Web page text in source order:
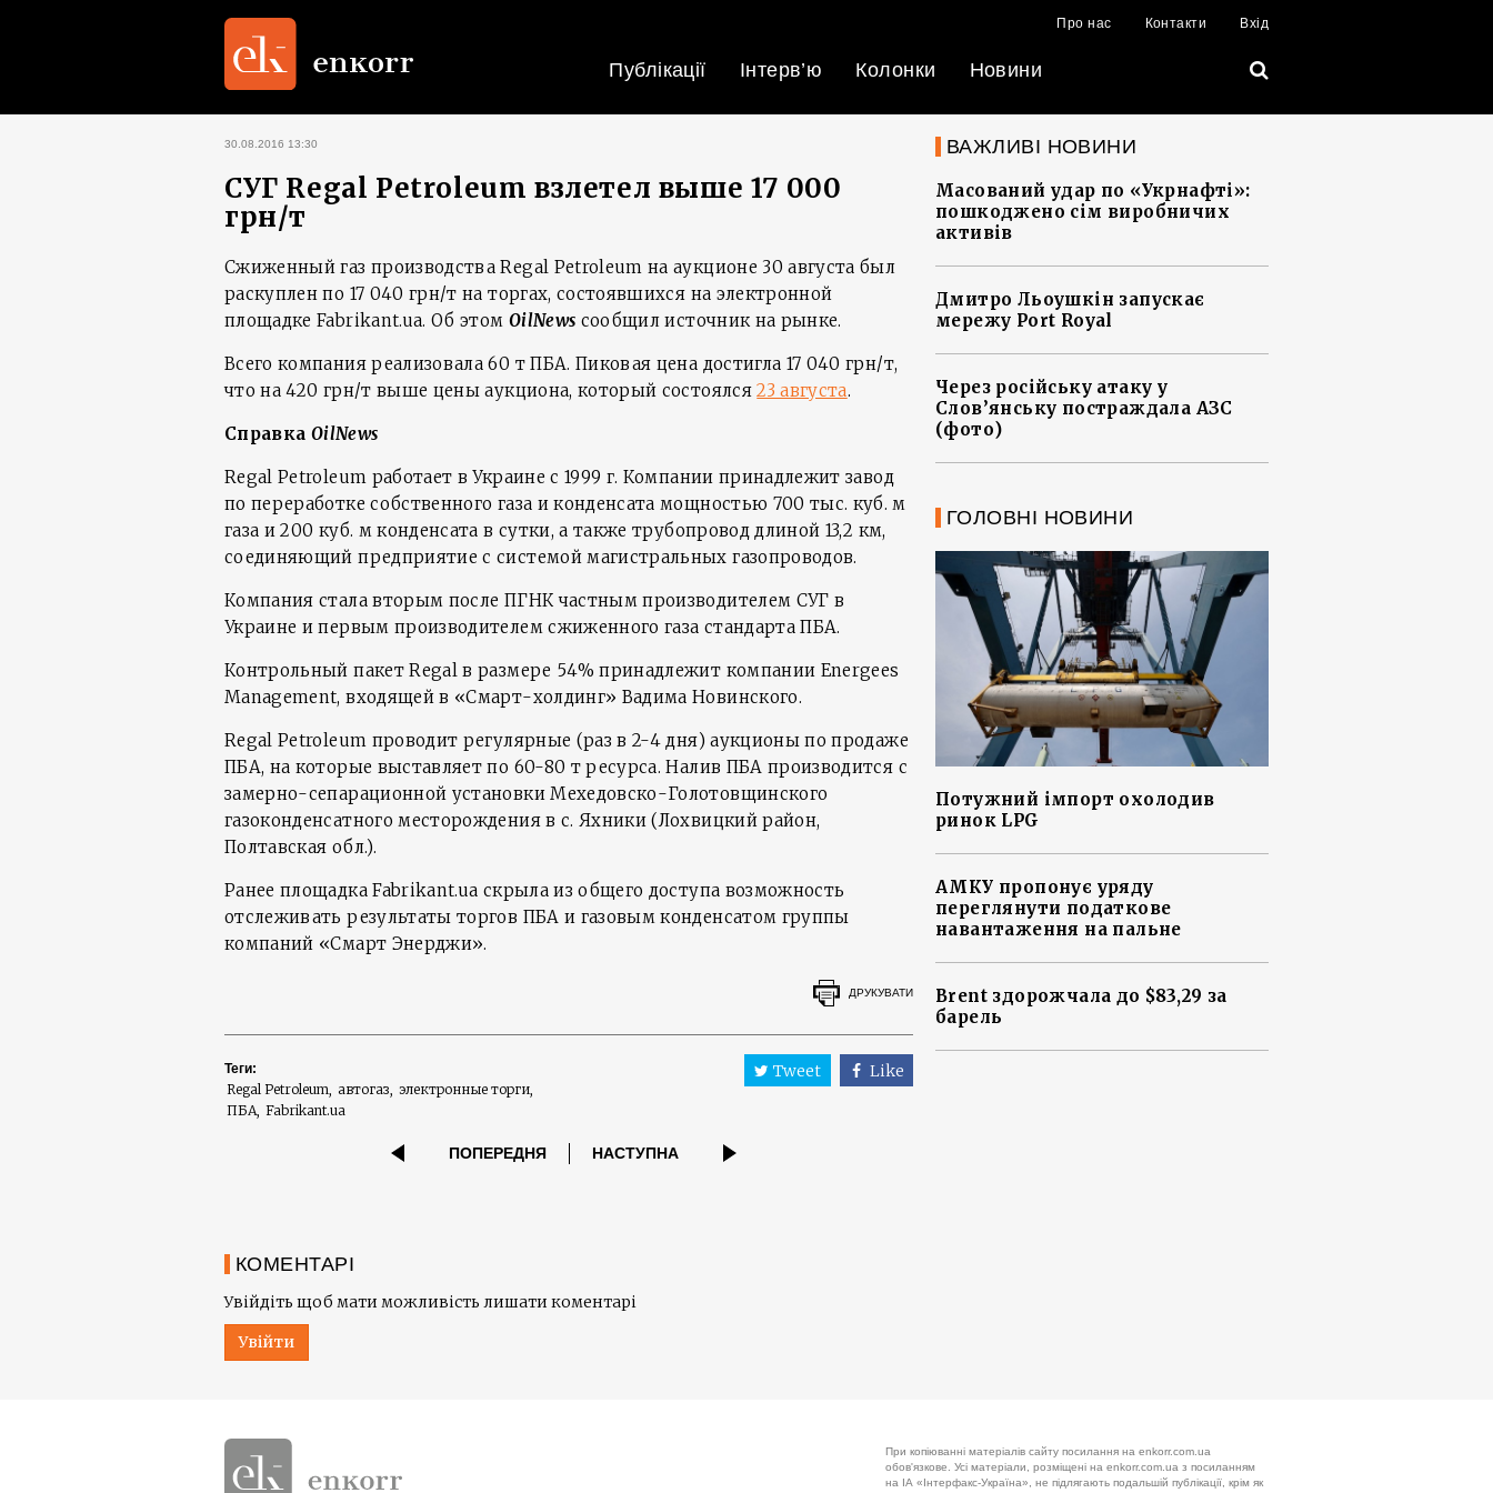
Про нас Контакти Вхід
Публікації Інтерв’ю Колонки Новини
30.08.2016 13:30
СУГ Regal Petroleum взлетел выше 17 000
грн/т
Сжиженный газ производства Regal Petroleum на аукционе 30 августа был
раскуплен по 17 040 грн/т на торгах, состоявшихся на электронной
площадке Fabrikant.ua. Об этом OilNews сообщил источник на рынке.
Всего компания реализовала 60 т ПБА. Пиковая цена достигла 17 040 грн/т,
что на 420 грн/т выше цены аукциона, который состоялся23 августа.
Справка OilNews
Regal Petroleum работает в Украине с 1999 г. Компании принадлежит завод
по переработке собственного газа и конденсата мощностью 700 тыс. куб. м
газа и 200 куб. м конденсата в сутки, а также трубопровод длиной 13,2 км,
соединяющий предприятие с системой магистральных газопроводов.
Компания стала вторым после ПГНК частным производителем СУГ в
Украине и первым производителем сжиженного газа стандарта ПБА.
Контрольный пакет Regal в размере 54% принадлежит компании Energees
Management, входящей в «Смарт-холдинг» Вадима Новинского.
Regal Petroleum проводит регулярные (раз в 2-4 дня) аукционы по продаже
ПБА, на которые выставляет по 60-80 т ресурса. Налив ПБА производится с
замерно-сепарационной установки Мехедовско-Голотовщинского
газоконденсатного месторождения в с. Яхники (Лохвицкий район,
Полтавская обл.).
Ранее площадка Fabrikant.ua скрыла из общего доступа возможность
отслеживать результаты торгов ПБА и газовым конденсатом группы
компаний «Смарт Энерджи».
ДРУКУВАТИ
Теги:
Regal Petroleum автогаз электронные торги
ПБА Fabrikant.ua
Tweet Like
ПОПЕРЕДНЯ НАСТУПНА
КОМЕНТАРІ
Увійдіть щоб мати можливість лишати коментарі
Увійти
ВАЖЛИВІ НОВИНИ
Масований удар по «Укрнафті»:
пошкоджено сім виробничих
активів
Дмитро Льоушкін запускає
мережу Port Royal
Через російську атаку у
Слов’янську постраждала АЗС
(фото)
ГОЛОВНІ НОВИНИ
Потужний імпорт охолодив
ринок LPG
АМКУ пропонує уряду
переглянути податкове
навантаження на пальне
Brent здорожчала до $83,29 за
барель
При копіюванні матеріалів сайту посилання на enkorr.com.ua
обов'язкове. Усі матеріали, розміщені на enkorr.com.ua з посиланням
на ІА «Інтерфакс-Україна», не підлягають подальшій публікації, крім як